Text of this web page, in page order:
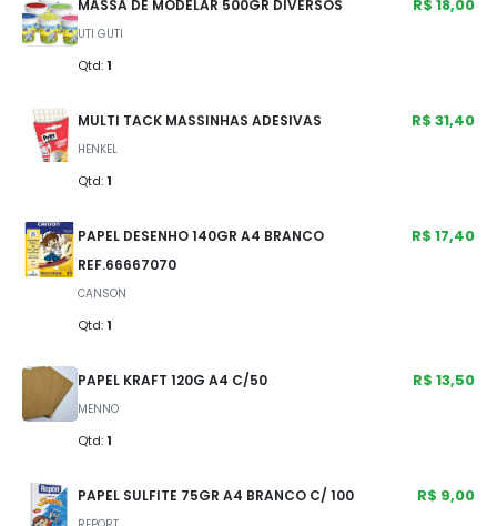
MASSA DE MODELAR 500GR DIVERSOS
UTI GUTI
Qtd: 1
R$ 18,00
MULTI TACK MASSINHAS ADESIVAS
HENKEL
Qtd: 1
R$ 31,40
PAPEL DESENHO 140GR A4 BRANCO
REF.66667070
CANSON
Qtd: 1
R$ 17,40
PAPEL KRAFT 120G A4 C/50
MENNO
Qtd: 1
R$ 13,50
PAPEL SULFITE 75GR A4 BRANCO C/ 100 R$ 9,00